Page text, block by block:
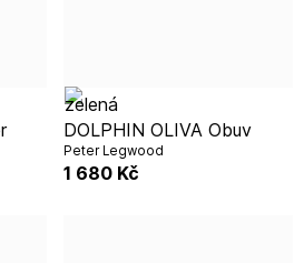
DOLPHIN OLIVA Obuv
Peter Legwood
1 680 Kč